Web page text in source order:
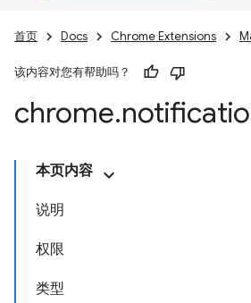
首页 Docs Chrome Extensions
该内容对您有帮助吗？
chrome.
本页内容
说明
权限
类型